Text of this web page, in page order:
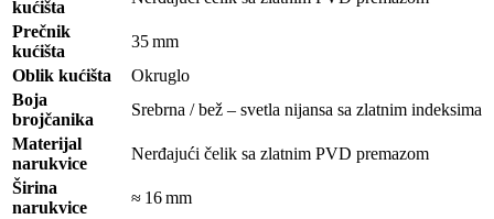
kućišta
Prečnik
kućišta
35 mm
Oblik kućiš­ta
Okruglo
Boja
brojčanika
Srebrna / bež – svetla nijansa sa zlatnim indeksima
Materijal
narukvice
Nerđajući čelik sa zlatnim PVD premazom
Širina
narukvice
≈ 16 mm